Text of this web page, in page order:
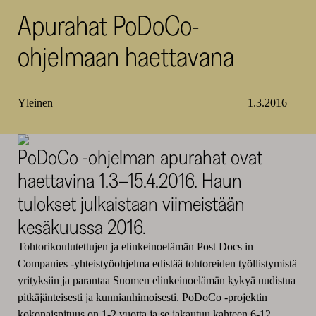
SKR
Apurahat PoDoCo-
ohjelmaan haettavana
Yleinen 1.3.2016
PoDoCo -ohjelman apurahat ovat
haettavina 1.3–15.4.2016. Haun
tulokset julkaistaan viimeistään
kesäkuussa 2016.
Tohtorikoulutettujen ja elinkeinoelämän Post Docs in
Companies -yhteistyöohjelma edistää tohtoreiden työllistymistä
yrityksiin ja parantaa Suomen elinkeinoelämän kykyä uudistua
pitkäjänteisesti ja kunnianhimoisesti. PoDoCo -projektin